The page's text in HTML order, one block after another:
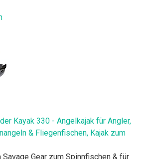
Kayak 330 - Angelkajak für Angler,
& Fliegenfischen, Kajak zum
Savage Gear zum Spinnfischen & für